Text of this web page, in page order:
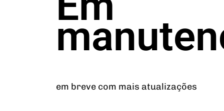
em breve com mais atualizações